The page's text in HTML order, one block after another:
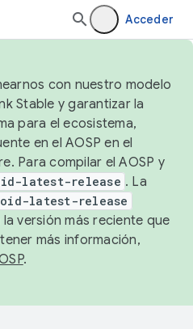
Acceder
con nuestro modelo
Stable y garantizar la
para el ecosistema,
en el AOSP en el
Para compilar el AOSP y
latest-release . La
latest-release
versión más reciente que
más información,
.